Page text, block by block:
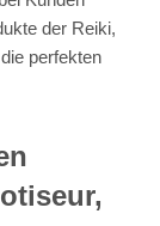
der Reiki,
perfekten